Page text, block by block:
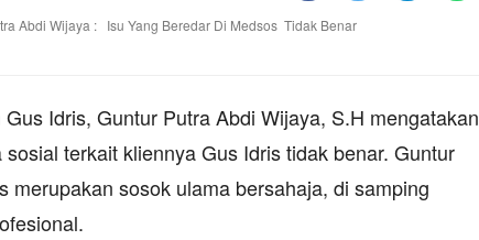
Idris, Guntur Putra Abdi Wijaya, S.H mengatakan
terkait kliennya Gus Idris tidak benar. Guntur
merupakan sosok ulama bersahaja, di samping